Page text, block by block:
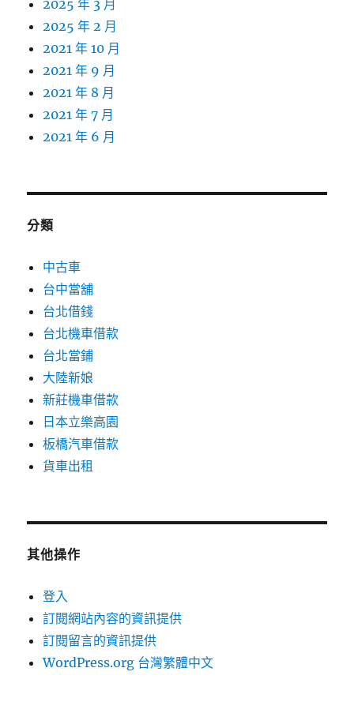
2025 年 3 月
2025 年 2 月
2021 年 10 月
2021 年 9 月
2021 年 8 月
2021 年 7 月
2021 年 6 月
分類
中古車
台中當舖
台北借錢
台北機車借款
台北當鋪
大陸新娘
新莊機車借款
日本立樂高園
板橋汽車借款
貨車出租
其他操作
登入
訂閱網站內容的資訊提供
訂閱留言的資訊提供
WordPress.org 台灣繁體中文